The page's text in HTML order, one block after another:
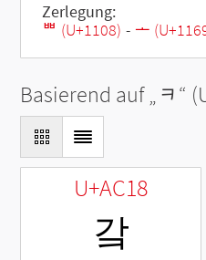
Zerlegung:
ᄈ (U+1108) - ᅩ
Basierend auf „ᆿ“
U+AC18
갘